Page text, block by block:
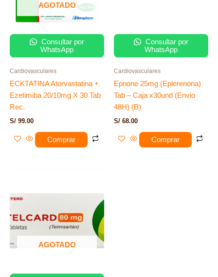
AGOTADO
Consultar por
WhatsApp
Cardiovasculares
ECKTATINA Atorvastatina +
Ezetimiba 20/10mg X 30 Tab
Rec.
S/ 99.00
Comprar
Consultar por
WhatsApp
Cardiovasculares
Epnone 25mg (Eplerenona)
Tab – Caja x30und (Envio
48H) (B)
S/ 68.00
Comprar
AGOTADO